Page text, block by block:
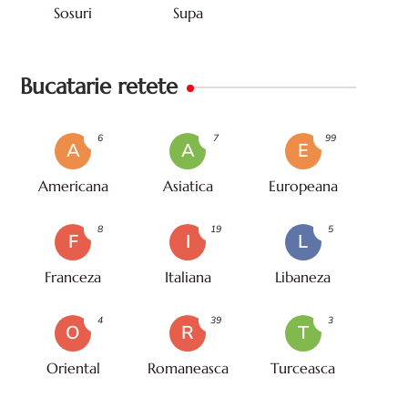
Sosuri Supa
Bucatarie retete
A
Americana
6
A
Asiatica
7
E
Europeana
99
F
Franceza
8
I
Italiana
19
L
Libaneza
5
O
Oriental
4
R
Romaneasca
39
T
Turceasca
3